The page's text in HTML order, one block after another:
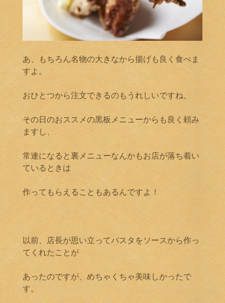
あ、もちろん名物の大きなから揚げも良く食べま
すよ。
おひとつから注文できるのもうれしいですね。
その日のおススメの黒板メニューからも良く頼み
ますし、
常連になると裏メニューなんかもお店が落ち着い
ているときは
作ってもらえることもあるんですよ！
以前、店長が思い立ってパスタをソースから作っ
てくれたことが
あったのですが、めちゃくちゃ美味しかったで
す。